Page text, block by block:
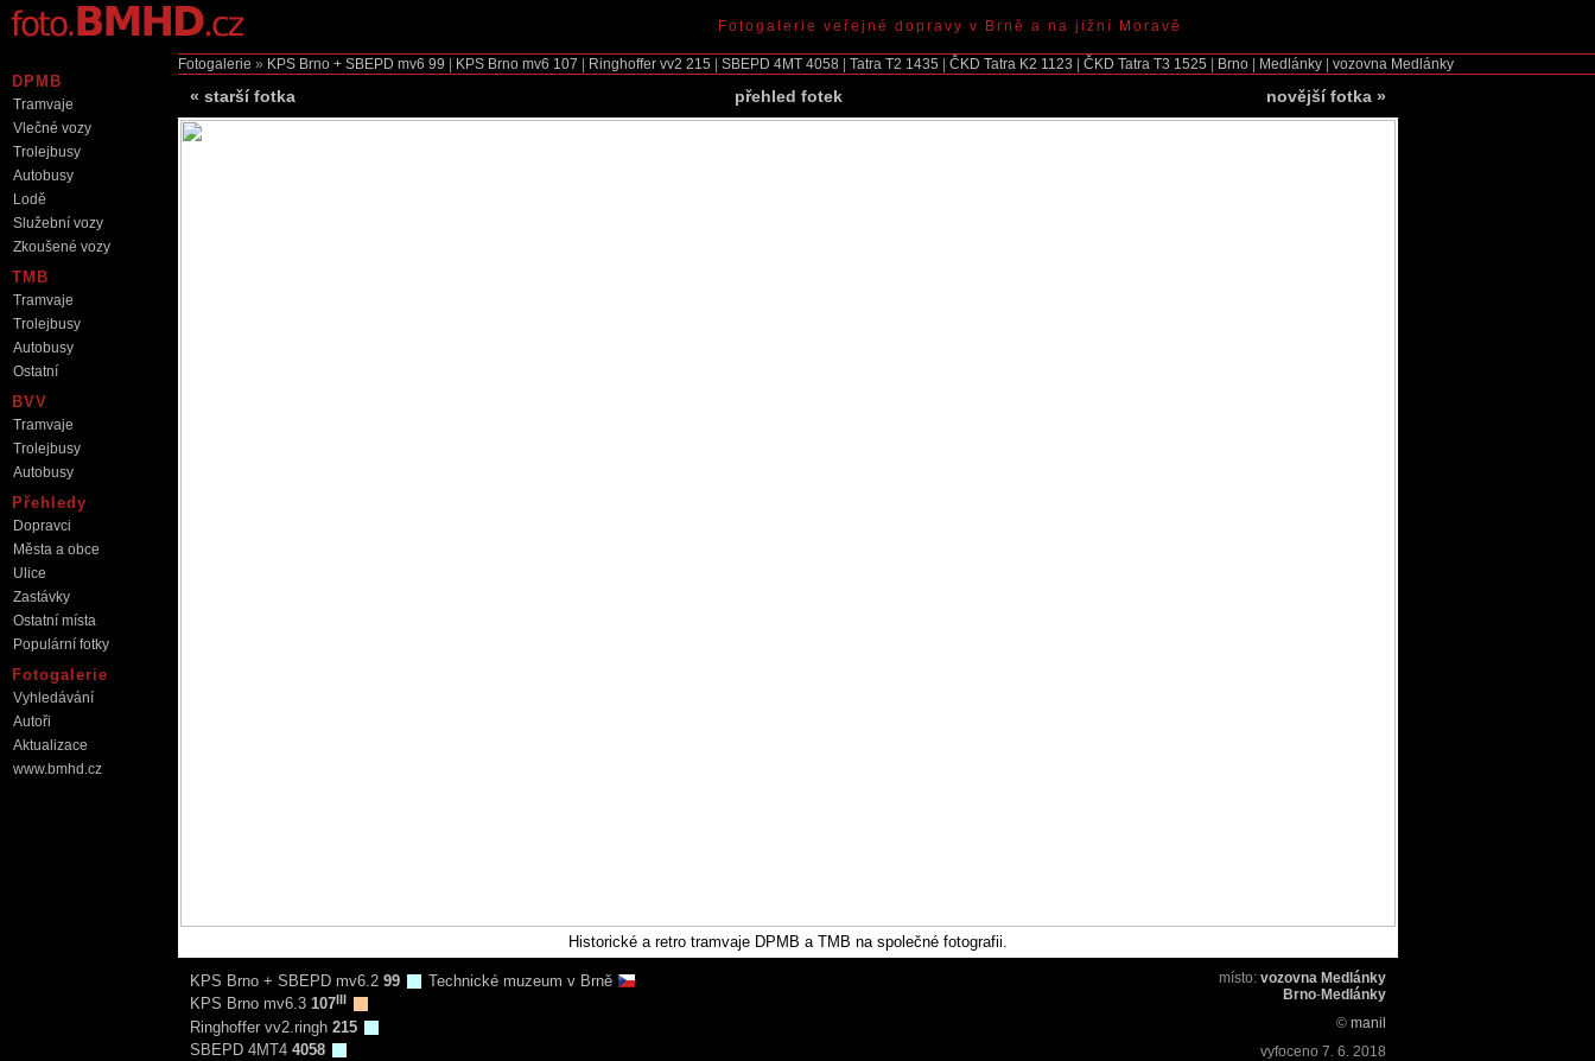
Fotogalerie » KPS Brno + SBEPD mv6 99 KPS Brno mv6 107 Ringhoffer vv2 215 SBEPD 4MT 4058 Tatra T2 1435 ČKD Tatra K2 1123 ČKD Tatra T3 1525 Brno Medlánky vozovna Medlánky
« starší fotka přehled fotek novější fotka »
Historické a retro tramvaje DPMB a TMB na společné fotografii.
KPS Brno + SBEPD mv6.2 99
Technické muzeum v Brně
KPS Brno mv6.3 107
Ringhoffer vv2.ringh 215
SBEPD 4MT4 4058
místo: vozovna Medlánky
Brno-Medlánky
© manil
vyfoceno 7. 6. 2018
DPMB
Tramvaje
Vlečné vozy
Trolejbusy
Autobusy
Lodě
Služební vozy
Zkoušené vozy
TMB
Tramvaje
Trolejbusy
Autobusy
Ostatní
BVV
Tramvaje
Trolejbusy
Autobusy
Přehledy
Dopravci
Města a obce
Ulice
Zastávky
Ostatní místa
Populární fotky
Fotogalerie
Vyhledávání
Autoři
Aktualizace
www.bmhd.cz
Fotogalerie veřejné dopravy v Brně a na jižní Moravě